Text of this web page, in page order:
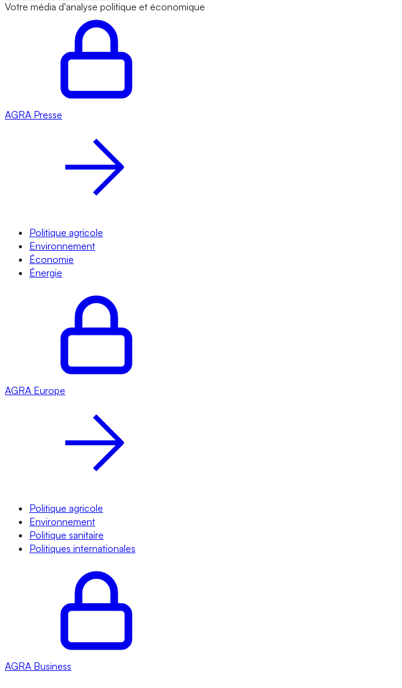
Votre média d'analyse politique et économique
AGRA Presse
Politique agricole
Environnement
Économie
Énergie
AGRA Europe
Politique agricole
Environnement
Politique sanitaire
Politiques internationales
AGRA Business